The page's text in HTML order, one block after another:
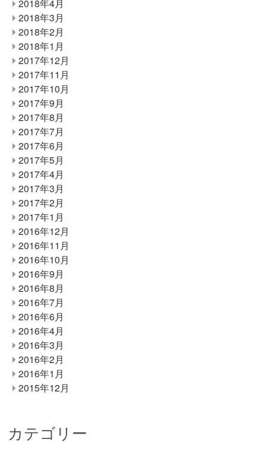
2018年4月
2018年3月
2018年2月
2018年1月
2017年12月
2017年11月
2017年10月
2017年9月
2017年8月
2017年7月
2017年6月
2017年5月
2017年4月
2017年3月
2017年2月
2017年1月
2016年12月
2016年11月
2016年10月
2016年9月
2016年8月
2016年7月
2016年6月
2016年4月
2016年3月
2016年2月
2016年1月
2015年12月
カテゴリー